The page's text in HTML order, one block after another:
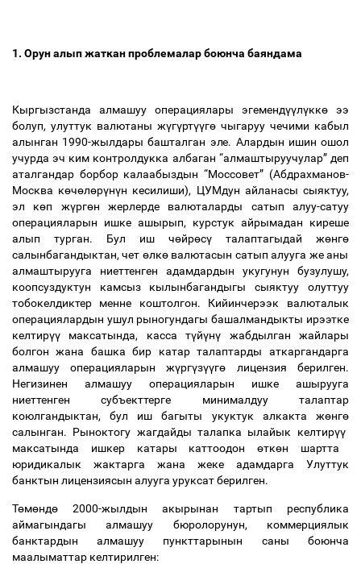
1. Орун алып жаткан проблемалар боюнча баяндама
Кыргызстанда алмашуу операциялары эгемендүүлүккө ээ
болуп, улуттук валютаны жүгүртүүгө чыгаруу чечими кабыл
алынган 1990-жылдары башталган эле. Алардын ишин ошол
учурда эч ким контролдукка албаган “алмаштыруучулар” деп
аталгандар борбор калаабыздын “Моссовет” (Абдрахманов-
Москва көчөлөрүнүн кесилиши), ЦУМдун айланасы сыяктуу,
эл көп жүргөн жерлерде валюталарды сатып алуу-сатуу
операцияларын ишке ашырып, курстук айрымадан киреше
алып турган. Бул иш чөйрөсү талаптагыдай жөнгө
салынбагандыктан, чет өлкө валютасын сатып алууга же аны
алмаштырууга ниеттенген адамдардын укугунун бузулушу,
коопсуздуктун камсыз кылынбагандыгы сыяктуу олуттуу
тобокелдиктер менне коштолгон. Кийинчерээк валюталык
операциялардын ушул рыногундагы башалмандыкты ирээтке
келтирүү максатында, касса түйүнү жабдылган жайлары
болгон жана башка бир катар талаптарды аткаргандарга
алмашуу операцияларын жүргүзүүгө лицензия берилген.
Негизинен алмашуу операцияларын ишке ашырууга
ниеттенген субъекттерге минималдуу талаптар
коюлгандыктан, бул иш багыты укуктук алкакта жөнгө
салынган. Рыноктогу жагдайды талапка ылайык келтирүү
максатында ишкер катары каттоодонөткөн шартта
юридикалык жактарга жана жеке адамдарга Улуттук
банктын лицензиясын алууга уруксат берилген.
Төмөндө 2000-жылдын акырынан тартып республика
аймагындагы алмашуу бюролорунун, коммерциялык
банктардын алмашуу пункттарынын саны боюнча
маалыматтар келтирилген: